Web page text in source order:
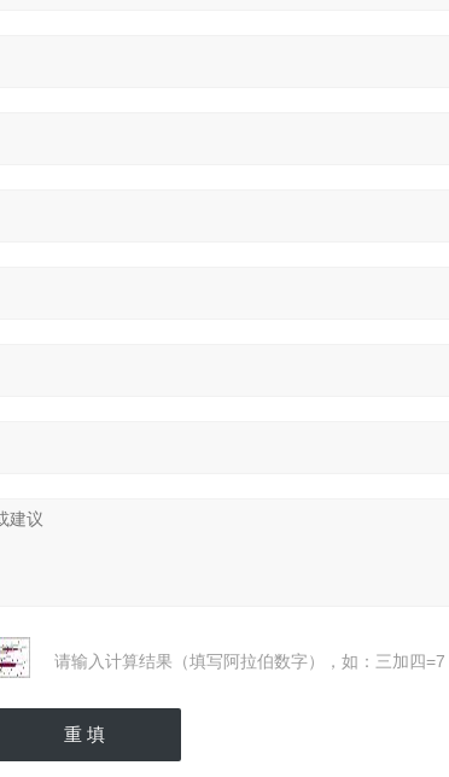
请输入计算结果（填写阿拉伯数字），如：三加四=7